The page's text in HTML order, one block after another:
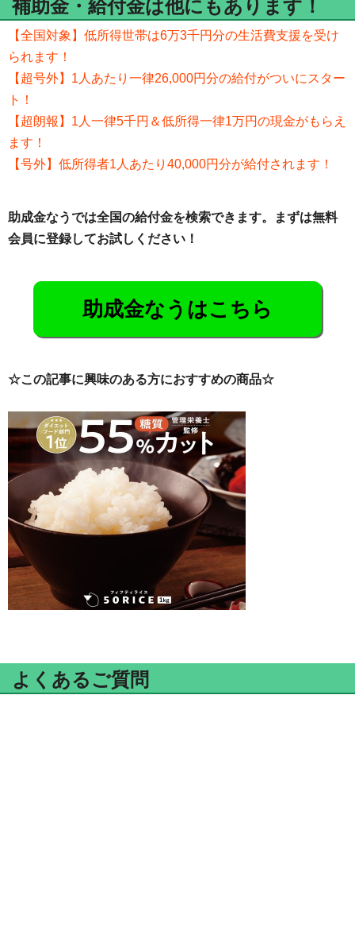
補助金・給付金は他にもあります！
【全国対象】低所得世帯は6万3千円分の生活費支援を受け
られます！
【超号外】1人あたり一律26,000円分の給付がついにスター
ト！
【超朗報】1人一律5千円＆低所得一律1万円の現金がもらえ
ます！
【号外】低所得者1人あたり40,000円分が給付されます！
助成金なうでは全国の給付金を検索できます。まずは無料
会員に登録してお試しください！
助成金なうはこちら
☆この記事に興味のある方におすすめの商品☆
よくあるご質問